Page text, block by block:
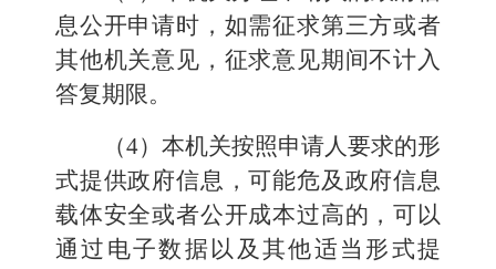
息公开申请时，如需征求第三方或者
其他机关意见，征求意见期间不计入
答复期限。
（4）本机关按照申请人要求的形
式提供政府信息，可能危及政府信息
载体安全或者公开成本过高的，可以
通过电子数据以及其他适当形式提